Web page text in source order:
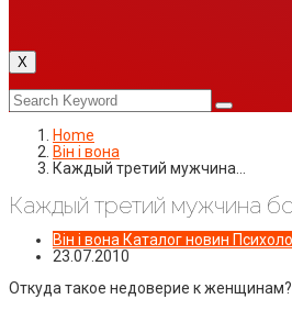
X
Home
Він і вона
Каждый третий мужчина…
Каждый третий мужчина
Він і вона Каталог новин
23.07.2010
Откуда такое недоверие к женщинам?